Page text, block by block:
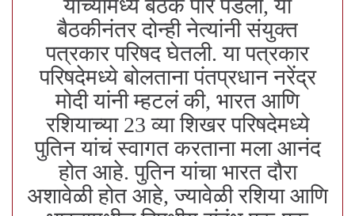
यांच्यामध्ये बैठक पार पडली, या
बैठकीनंतर दोन्ही नेत्यांनी संयुक्त
पत्रकार परिषद घेतली. या पत्रकार
परिषदेमध्ये बोलताना पंतप्रधान नरेंद्र
मोदी यांनी म्हटलं की, भारत आणि
रशियाच्या 23 व्या शिखर परिषदेमध्ये
पुतिन यांचं स्वागत करताना मला आनंद
होत आहे. पुतिन यांचा भारत दौरा
अशावेळी होत आहे, ज्यावेळी रशिया आणि